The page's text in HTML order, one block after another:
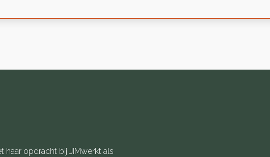
haar opdracht bij JIMwerkt als